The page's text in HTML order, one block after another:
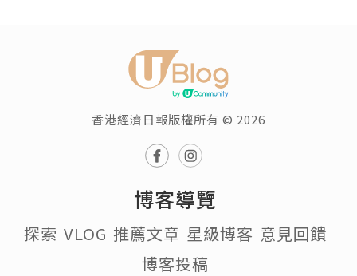
香港經濟日報版權所有 © 2026
博客導覽
探索 VLOG 推薦文章 星級博客 意見回饋
博客投稿